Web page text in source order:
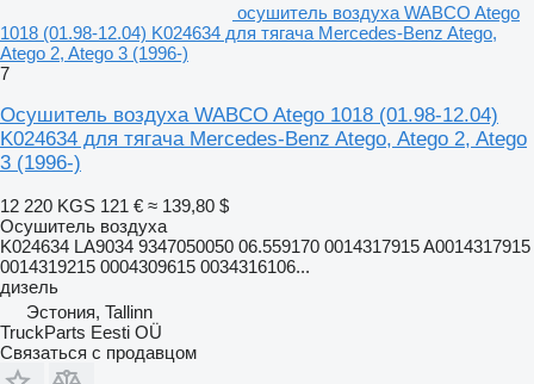
осушитель воздуха WABCO Atego
1018 (01.98-12.04) K024634 для тягача Mercedes-Benz Atego,
Atego 2, Atego 3 (1996-)
7
Осушитель воздуха WABCO Atego 1018 (01.98-12.04)
K024634 для тягача Mercedes-Benz Atego, Atego 2, Atego
3 (1996-)
12 220 KGS 121 € ≈ 139,80 $
Осушитель воздуха
K024634 LA9034 9347050050 06.559170 0014317915 A0014317915
0014319215 0004309615 0034316106...
дизель
Эстония, Tallinn
TruckParts Eesti OÜ
Связаться с продавцом